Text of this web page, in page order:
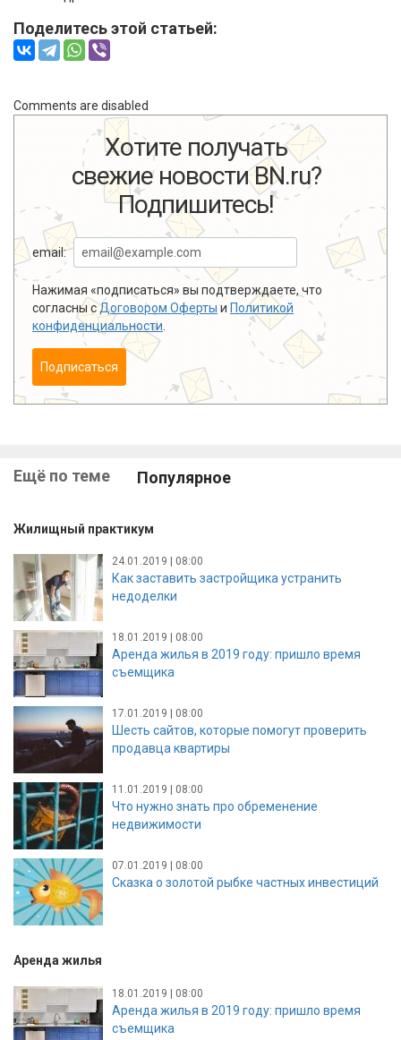
Поделитесь этой статьей:
Comments are disabled
Хотите получать
свежие новости BN.ru?
Подпишитесь!
email:
Нажимая «подписаться» вы подтверждаете, что
согласны сДоговором Оферты и Политикой
конфиденциальности.
Подписаться
Ещё по теме Популярное
Жилищный практикум
24.01.2019 | 08:00
Как заставить застройщика устранить
недоделки
18.01.2019 | 08:00
Аренда жилья в 2019 году: пришло время
съемщика
17.01.2019 | 08:00
Шесть сайтов, которые помогут проверить
продавца квартиры
11.01.2019 | 08:00
Что нужно знать про обременение
недвижимости
07.01.2019 | 08:00
Сказка о золотой рыбке частных инвестиций
Аренда жилья
18.01.2019 | 08:00
Аренда жилья в 2019 году: пришло время
съемщика